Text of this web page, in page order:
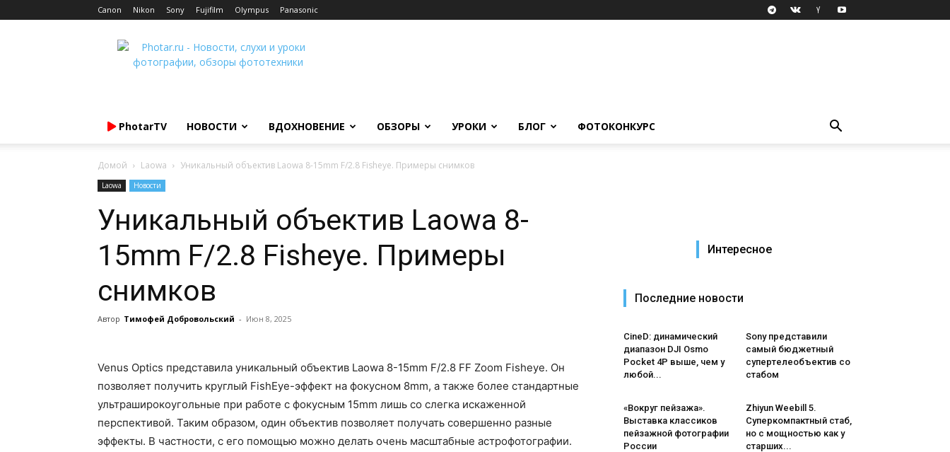
Canon Nikon Sony Fujifilm Olympus Panasonic
Photar.ru
PhotarTV НОВОСТИ ВДОХНОВЕНИЕ ОБЗОРЫ УРОКИ БЛОГ ФОТОКОНКУРС
Домой Laowa Уникальный объектив Laowa 8-15mm F/2.8 Fisheye. Примеры снимков
Laowa Новости
Уникальный объектив Laowa 8-
15mm F/2.8 Fisheye. Примеры
снимков
Автор Тимофей Добровольский - Июн 8, 2025
Venus Optics представила уникальный объектив Laowa 8-15mm F/2.8 FF Zoom Fisheye. Он
позволяет получить круглый FishEye-эффект на фокусном 8mm, а также более стандартные
ультраширокоугольные при работе с фокусным 15mm лишь со слегка искаженной
перспективой. Таким образом, один объектив позволяет получать совершенно разные
эффекты. В частности, с его помощью можно делать очень масштабные астрофотографии.
Интересное
Последние новости
CineD: динамический
диапазон DJI Osmo
Pocket 4P выше, чем у
любой...
Sony представили
самый бюджетный
супертелеобъектив со
стабом
«Вокруг пейзажа».
Выставка классиков
пейзажной фотографии
России
Zhiyun Weebill 5.
Cуперкомпактный стаб,
но с мощностью как у
старших...